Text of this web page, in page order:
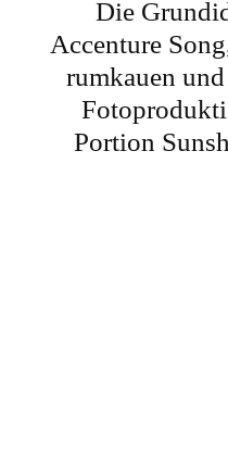
Die
Accenture
rumkauen
Portion